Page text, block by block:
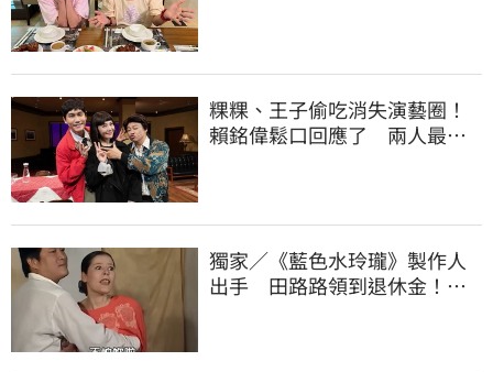
粿粿、王子偷吃消失演藝圈！
賴銘偉鬆口回應了 兩人最新
獨家／《藍色水玲瓏》製作人
出手 田路路領到退休金！隱